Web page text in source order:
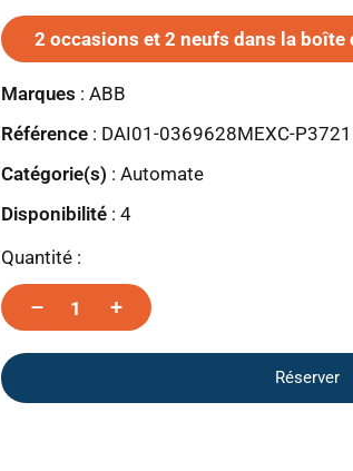
2 occasions et 2 neufs dans la boîte
Marques : ABB
Référence : DAI01-0369628MEXC-
Catégorie(s) : Automate
Disponibilité : 4
Quantité :
– +
Réserver